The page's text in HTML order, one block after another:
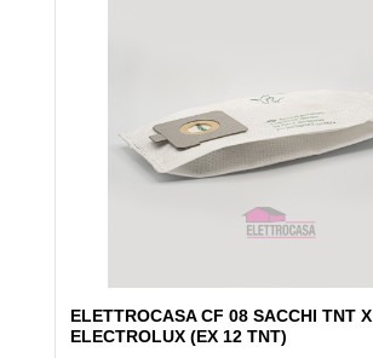
ELETTROCASA CF 08 SACCHI TNT X
ELECTROLUX (EX 12 TNT)